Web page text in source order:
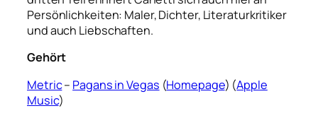
Persönlichkeiten: Maler, Dichter, Literaturkritiker
und auch Liebschaften.
Gehört
Metric– Pagans in Vegas (Homepage) (Apple
Music)